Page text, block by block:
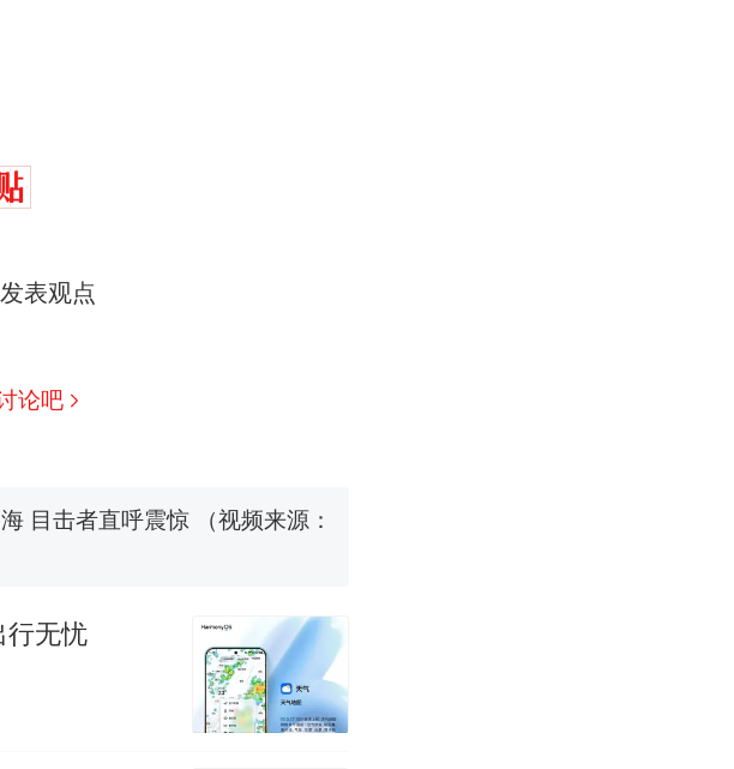
表观点
论吧
一句“跟我回家”改写了人生
视频评出？中国烹饪协会回应
报
师一句“跟我回家”改写了人生
行无忧